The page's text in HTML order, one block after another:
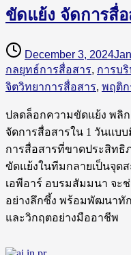
ขัดแย้ง จัดการสื่
December 3, 2024
กลยุทธ์การสื่อสาร, การบ
จิตวิทยาการสื่อสาร, พฤติก
ปลดล็อกความขัดแย้ง พลิก
จัดการสื่อสารใน 1 วันแบ
การสื่อสารที่ขาดประสิทธิ
ขัดแย้งในทีมกลายเป็นจุด
เอพีอาร์ อบรมสัมมนา จะ
อย่างลึกซึ้ง พร้อมพัฒนาทั
และวิกฤตอย่างมืออาชีพ